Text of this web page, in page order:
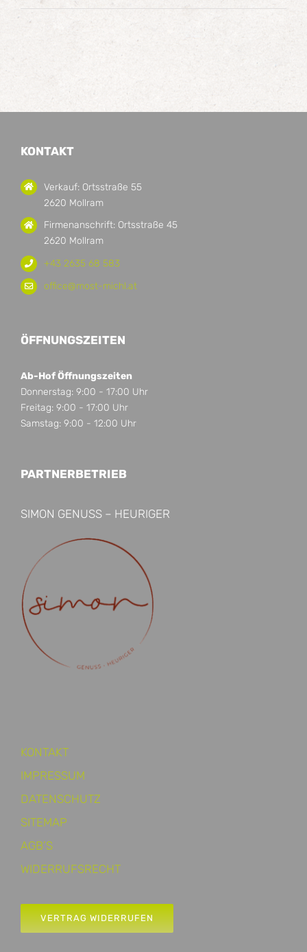
KONTAKT
Verkauf: Ortsstraße 55
2620 Mollram
Firmenanschrift: Ortsstraße 45
2620 Mollram
+43 2635 68 583
office@most-michl.at
ÖFFNUNGSZEITEN
Ab-Hof Öffnungszeiten
Donnerstag: 9:00 - 17:00 Uhr
Freitag: 9:00 - 17:00 Uhr
Samstag: 9:00 - 12:00 Uhr
PARTNERBETRIEB
SIMON GENUSS – HEURIGER
KONTAKT
IMPRESSUM
DATENSCHUTZ
SITEMAP
AGB’S
WIDERRUFSRECHT
VERTRAG WIDERRUFEN